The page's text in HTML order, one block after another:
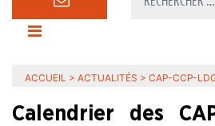
ACCUEIL > ACTUALITÉS > CAP-CCP-
Calendrier des